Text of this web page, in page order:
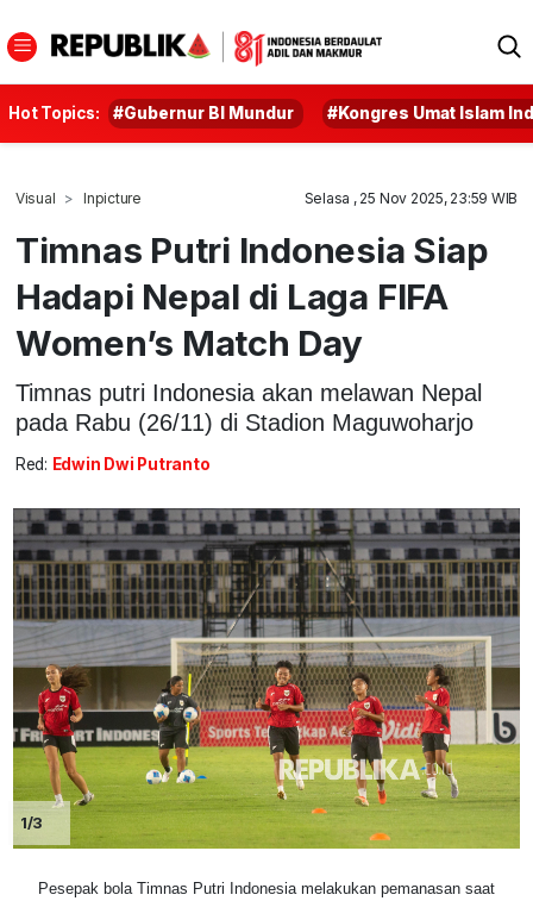
Hot Topics: #Gubernur BI Mundur #Kongres Umat Islam
Visual Inpicture Selasa , 25 Nov 2025, 23:59 WIB
Timnas Putri Indonesia Siap
Hadapi Nepal di Laga FIFA
Women’s Match Day
Timnas putri Indonesia akan melawan Nepal
pada Rabu (26/11) di Stadion Maguwoharjo
Red: Edwin Dwi Putranto
1/3
Pesepak bola Timnas Putri Indonesia melakukan pemanasan saat